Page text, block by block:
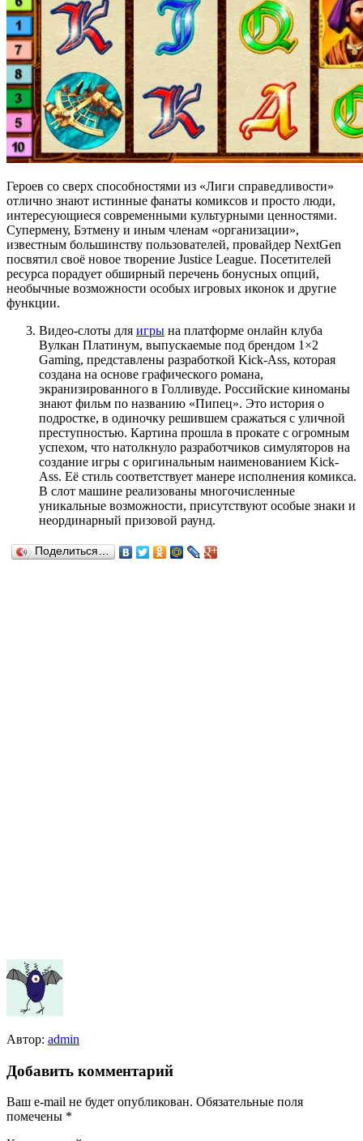
Героев со сверх способностями из «Лиги справедливости»
отлично знают истинные фанаты комиксов и просто люди,
интересующиеся современными культурными ценностями.
Супермену, Бэтмену и иным членам «организации»,
известным большинству пользователей, провайдер NextGen
посвятил своё новое творение Justice League. Посетителей
ресурса порадует обширный перечень бонусных опций,
необычные возможности особых игровых иконок и другие
функции.
Видео-слоты для игры на платформе онлайн клуба
Вулкан Платинум, выпускаемые под брендом 1×2
Gaming, представлены разработкой Kick-Ass, которая
создана на основе графического романа,
экранизированного в Голливуде. Российские киноманы
знают фильм по названию «Пипец». Это история о
подростке, в одиночку решившем сражаться с уличной
преступностью. Картина прошла в прокате с огромным
успехом, что натолкнуло разработчиков симуляторов на
создание игры с оригинальным наименованием Kick-
Ass. Её стиль соответствует манере исполнения комикса.
В слот машине реализованы многочисленные
уникальные возможности, присутствуют особые знаки и
неординарный призовой раунд.
Поделиться…
Автор: admin
Добавить комментарий
Ваш e-mail не будет опубликован. Обязательные поля
помечены *